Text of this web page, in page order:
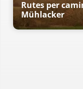
Rutes per
Mühlacker